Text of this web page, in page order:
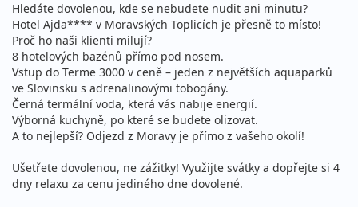
Hledáte dovolenou, kde se nebudete nudit ani minutu?
Hotel Ajda**** v Moravských Toplicích je přesně to místo!
Proč ho naši klienti milují?
8 hotelových bazénů přímo pod nosem.
Vstup do Terme 3000 v ceně – jeden z největších aquaparků
ve Slovinsku s adrenalinovými tobogány.
Černá termální voda, která vás nabije energií.
Výborná kuchyně, po které se budete olizovat.
A to nejlepší? Odjezd z Moravy je přímo z vašeho okolí!
Ušetřete dovolenou, ne zážitky! Využijte svátky a dopřejte si 4
dny relaxu za cenu jediného dne dovolené.